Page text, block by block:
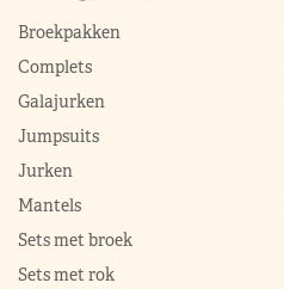
Broekpakken
Complets
Galajurken
Jumpsuits
Jurken
Mantels
Sets met broek
Sets met rok